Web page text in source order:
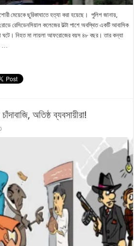
মেয়েকে ছুরিকাঘাতে হত্যা করা হয়েছে। পুলিশ জানায়,
রেসিডেনসিয়াল কলেজের উল্টা পাশে অবস্থিত একটি আবাসিক
ঘটে। নিহত মা লায়লা আফরোজের বয়স ৪৮ বছর। তার কন্যা
…
অতিষ্ঠ ব্যবসায়ীরা!